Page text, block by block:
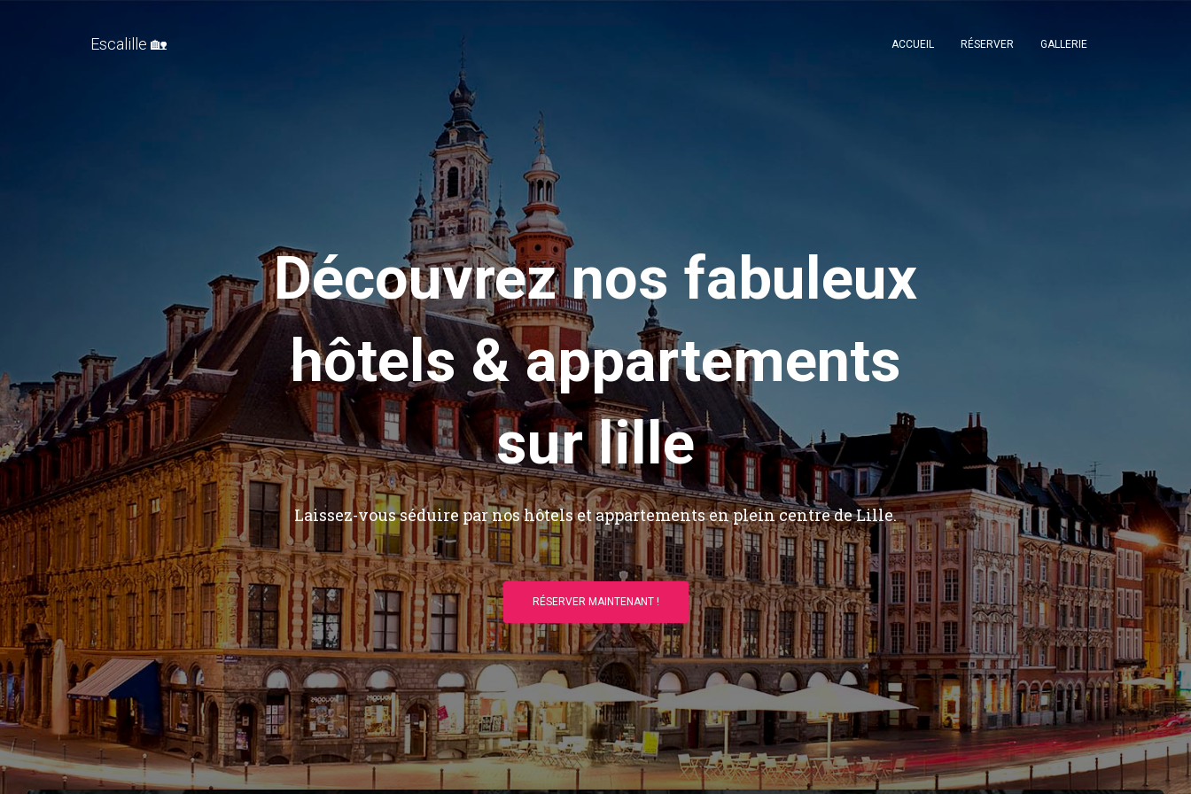
Escalille 🏡 ACCUEIL RÉSERVER GALLERIE
Découvrez nos fabuleux
hôtels & appartements
sur lille
Laissez-vous séduire par nos hôtels et appartements en plein centre de Lille.
RÉSERVER MAINTENANT !